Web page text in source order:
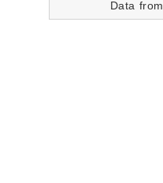
Data from